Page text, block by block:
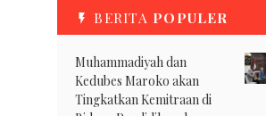
BERITA POPULER
Muhammadiyah dan
Kedubes Maroko akan
Tingkatkan Kemitraan di